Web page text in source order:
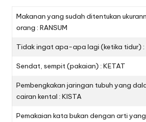
Makanan yang sudah ditentukan
orang : RANSUM
Tidak ingat apa-apa lagi (ketika tidur) :
Sendat, sempit (pakaian) : KETAT
Pembengkakan jaringan tubuh yang
cairan kental : KISTA
Pemakaian kata bukan dengan arti